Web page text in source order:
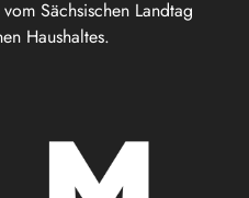
Sächsischen Landtag
Haushaltes.